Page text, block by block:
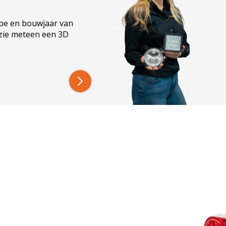
maken. Achterlichten met naar links of rechts
aanwijzen kunnen beide achterlichten in deze
knipperlicht, remlicht, mistlicht,
heel lang hun werk doen. De leds, die ook al
want:
en bouwjaar van
meteen een 3D